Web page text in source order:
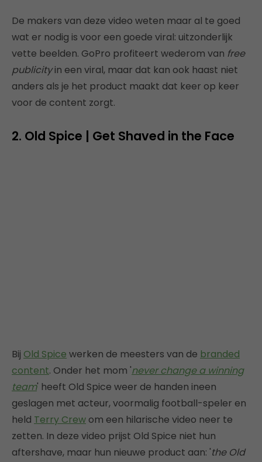
De makers van deze video weten maar al te goed
wat er nodig is voor een goede viral: uitzonderlijk
vette beelden. GoPro profiteert wederom van free
publicityin een viral, maar dat kan ook haast niet
anders als je het product maakt dat keer op keer
voor de content zorgt.
2. Old Spice | Get Shaved in the Face
Bij Old Spice werken de meesters van de branded
content. Onder het mom 'never change a winning
team' heeft Old Spice weer de handen ineen
geslagen met acteur, voormalig football-speler en
held Terry Crew om een hilarische video neer te
zetten. In deze video prijst Old Spice niet hun
aftershave, maar hun nieuwe product aan: 'the Old